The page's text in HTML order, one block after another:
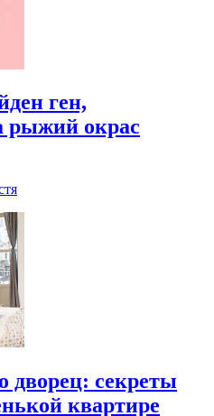
ген,
рыжий окрас
секреты
квартире